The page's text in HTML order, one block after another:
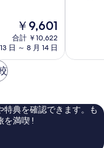
現
在
の
￥9,601
合計 ￥10,622
日 ～ 8 月 14 日
木
も
コ
ミ
特典を確認できます。も
を満喫 !